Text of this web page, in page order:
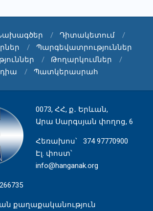
Դիտակետում
Պարգեվատրություններ
Թողարկումներ
Պատկերասրահ
0073, ՀՀ, ք․ Երևան,
Արա Սարգսյան փողոց, 6
Հեռախոս՝ 374 97770900
Էլ. փոստ՝
info@hanganak.org
քաղաքականություն